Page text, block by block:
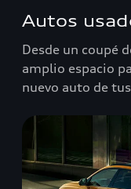
Autos
Desde un coupé
amplio espacio
nuevo auto de